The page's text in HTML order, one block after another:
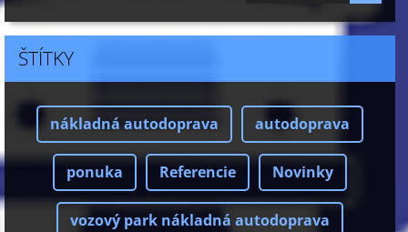
ŠTÍTKY
nákladná autodoprava autodoprava
ponuka Referencie Novinky
vozový park nákladná autodoprava